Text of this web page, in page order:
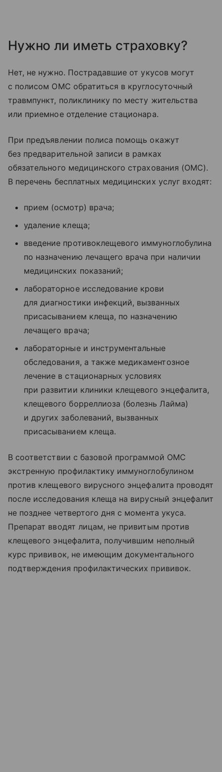
Нужно ли иметь страховку?
Нет, не нужно. Пострадавшие от укусов могут
с полисом ОМС обратиться в круглосуточный
травмпункт, поликлинику по месту жительства
или приемное отделение стационара.
При предъявлении полиса помощь окажут
без предварительной записи в рамках
обязательного медицинского страхования (ОМС).
В перечень бесплатных медицинских услуг входят:
прием (осмотр) врача;
удаление клеща;
введение противоклещевого иммуноглобулина
по назначению лечащего врача при наличии
медицинских показаний;
лабораторное исследование крови
для диагностики инфекций, вызванных
присасыванием клеща, по назначению
лечащего врача;
лабораторные и инструментальные
обследования, а также медикаментозное
лечение в стационарных условиях
при развитии клиники клещевого энцефалита,
клещевого борреллиоза (болезнь Лайма)
и других заболеваний, вызванных
присасыванием клеща.
В соответствии с базовой программой ОМС
экстренную профилактику иммуноглобулином
против клещевого вирусного энцефалита проводят
после исследования клеща на вирусный энцефалит
не позднее четвертого дня с момента укуса.
Препарат вводят лицам, не привитым против
клещевого энцефалита, получившим неполный
курс прививок, не имеющим документального
подтверждения профилактических прививок.